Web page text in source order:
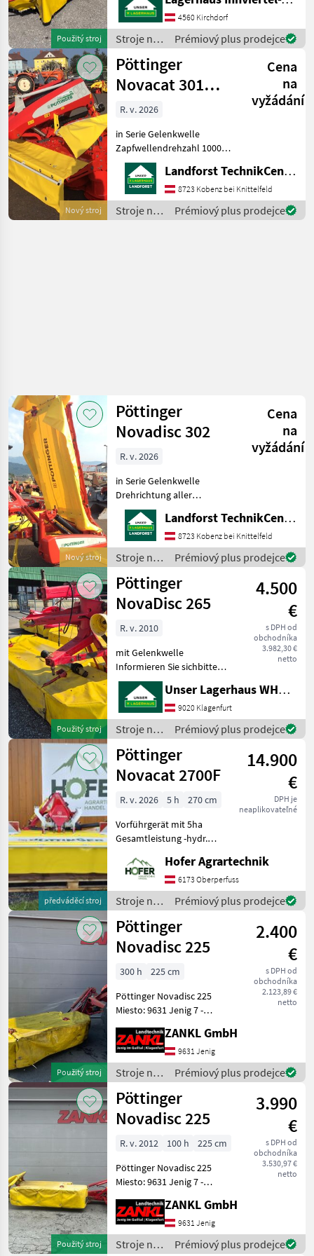
Použitý stroj
+Gewicht: ca. 450 kg
+Anzahl Mähscheiben: 7
Stück +Mähklingen: 14
Stück +Antrie
4560 Kirchdorf
Stroje na
zber
objemových
krmív /
Pöttinger
Prémiový plus prodejce
Nový stroj
Pöttinger
Novacat 301
Alpha Motion
PRO
Cena
na
vyžádání
R. v. 2026
in Serie Gelenkwelle
Zapfwellendrehzahl 1000
U/Min.
Standarddrehrichtung des
Mähbalkens
Fördertrommeln Standard
Verschleißkufen Um Ihnen
Landforst TechnikCenter Knittelfeld
8723 Kobenz bei Knittelfeld
Stroje na
zber
Prémiový plus prodejce
Nový stroj
Pöttinger
Novadisc 302
Cena
na
vyžádání
R. v. 2026
in Serie Gelenkwelle
Drehrichtung aller
Mähscheiben zur Mitte
Anbaubock schmal
Unterlenkerbolzen KAT II
Antriebsdrehzahl 540
U/Min. Verschleißkufen
Abstellposition h
Landforst TechnikCenter Knittelfeld
8723 Kobenz bei Knittelfeld
Stroje na
zber
objemových
krmív /
Pöttinger
Prémiový plus prodejce
Použitý stroj
Pöttinger
NovaDisc 265
4.500
€
s DPH od
obchodníka
3.982,30 €
netto
R. v. 2010
mit Gelenkwelle
Informieren Sie sichbitte
vor Fahrt-Antritt
telefonisch, ob die
von Ihnen angefragte
Maschineaktuell bei uns am
Lager steht. Wir inserieren
auch Mas
Unser Lagerhaus WHG, Kärnten, Klagenfurt
9020 Klagenfurt
Stroje na
zber
objemových
krmív /
Pöttinger
Prémiový plus prodejce
předváděcí stroj
Pöttinger
Novacat 2700F
14.900
€
DPH je
neaplikovateľné
R. v. 2026 5 h
270 cm
Vorführgerät mit 5ha
Gesamtleistung -hydr.
mit Warntafeln -
Gelenkwelle mit Überlast
und Freilauf -
Entlastungsfedern 2x -
Ersatzkl
Hofer Agrartechnik
6173 Oberperfuss
Stroje na
zber
objemových
krmív /
Pöttinger
Prémiový plus prodejce
Použitý stroj
Pöttinger
Novadisc 225
2.400
€
s DPH od
obchodníka
2.123,89 €
netto
300 h
225 cm
Pöttinger Novadisc 225
Miesto: 9631 Jenig 7 -
Kotúčový žací stroj -
Pružinové odľahčenie -
Pohon klinovým remeňom
- mechanické ochrana prot
ZANKL GmbH
9631 Jenig
Stroje na
zber
objemových
krmív /
Pöttinger
Prémiový plus prodejce
Použitý stroj
Pöttinger
Novadisc 225
3.990
€
s DPH od
obchodníka
3.530,97 €
netto
R. v. 2012 100 h
225 cm
Pöttinger Novadisc 225
Miesto: 9631 Jenig 7 -
Kotúčová kosačka -
Pružinové odľahčenie -
Pohon klinovým remeňom
- mechanické ochrana proti
ZANKL GmbH
9631 Jenig
Stroje na
Prémiový plus prodejce